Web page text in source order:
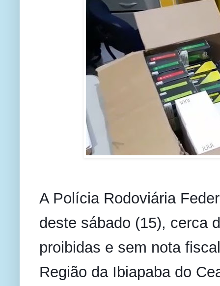
A Polícia Rodoviária
deste sábado (15), cerca
proibidas e sem nota
Região da Ibiapaba do